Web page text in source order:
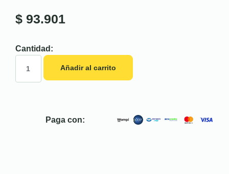
$ 93.901
Cantidad:
Añadir al carrito
Paga con: